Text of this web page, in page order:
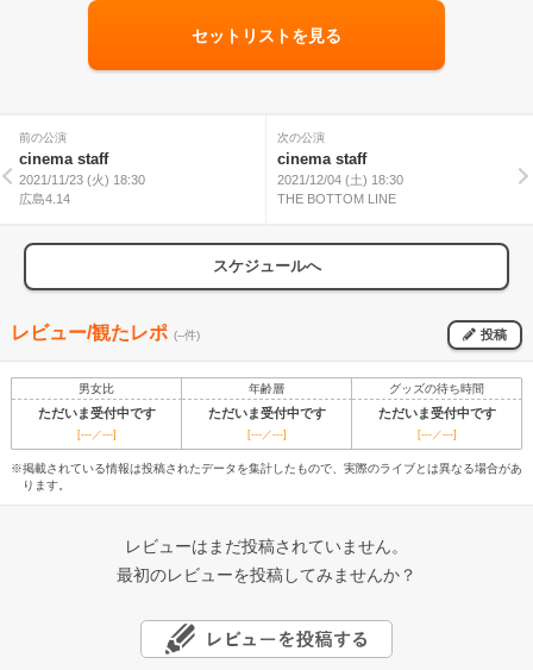
セットリストを見る
前の公演
cinema staff
2021/11/23 (火) 18:30
広島4.14
次の公演
cinema staff
2021/12/04 (土) 18:30
THE BOTTOM LINE
スケジュールへ
レビュー/観たレポ (--件) 投稿
男女比 年齢層 グッズの待ち時間
ただいま受付中です ただいま受付中です ただいま受付中です
[---／---] [---／---] [---／---]
※掲載されている情報は投稿されたデータを集計したもので、実際のライブとは異なる場合があ
ります。
レビューはまだ投稿されていません。
最初のレビューを投稿してみませんか？